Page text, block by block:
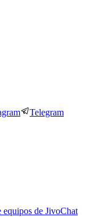
Telegram
equipos de JivoChat